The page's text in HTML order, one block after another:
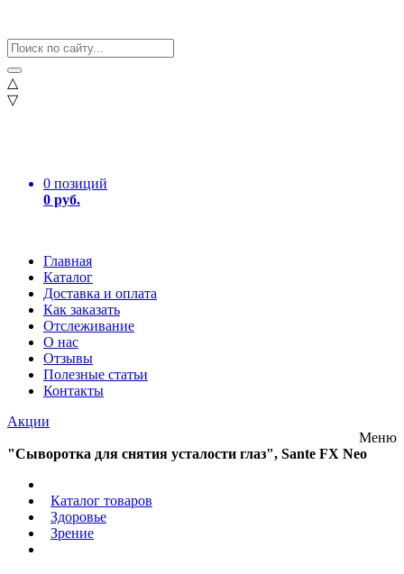
△
▽
0 позиций
0 руб.
Главная
Каталог
Доставка и оплата
Как заказать
Отслеживание
О нас
Отзывы
Полезные статьи
Контакты
Акции
Меню
"Сыворотка для снятия усталости глаз", Sante FX Neo
Каталог товаров
Здоровье
Зрение